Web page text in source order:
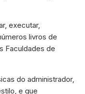
executar,
livros de
Faculdades de
do administrador,
e que